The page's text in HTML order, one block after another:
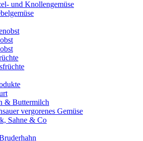
und Knollengemüse
& Buttermilch
vergorenes Gemüse
Sahne & Co